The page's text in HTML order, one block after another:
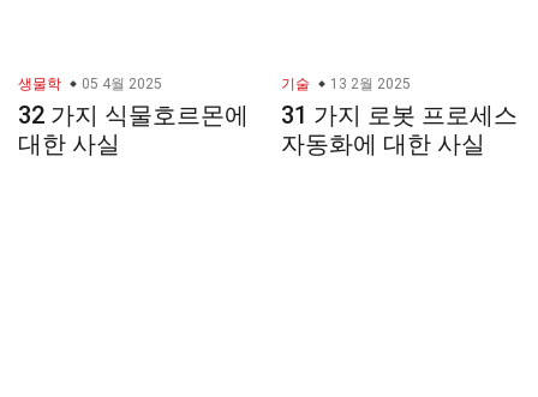
생물학 05 4월 2025
32 가지 식물호르몬에
대한 사실
기술 13 2월 2025
31 가지 로봇 프로세스
자동화에 대한 사실